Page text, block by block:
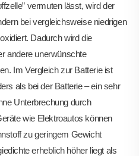
vermuten lässt, wird der
bei vergleichsweise niedrigen
Dadurch wird die
andere unerwünschte
Im Vergleich zur Batterie ist
als bei der Batterie – ein sehr
Unterbrechung durch
wie Elektroautos können
zu geringem Gewicht
erheblich höher liegt als